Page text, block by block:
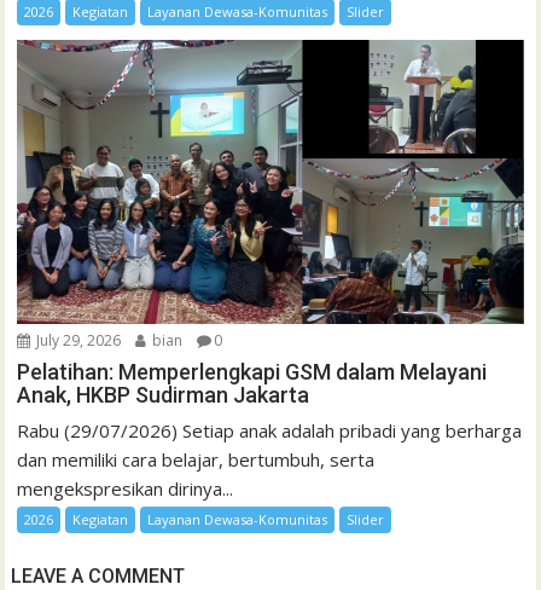
2026 Kegiatan Layanan Dewasa-Komunitas Slider
July 29, 2026 bian 0
Pelatihan: Memperlengkapi GSM dalam Melayani
Anak, HKBP Sudirman Jakarta
Rabu (29/07/2026) Setiap anak adalah pribadi yang berharga
dan memiliki cara belajar, bertumbuh, serta
mengekspresikan dirinya...
2026 Kegiatan Layanan Dewasa-Komunitas Slider
LEAVE A COMMENT